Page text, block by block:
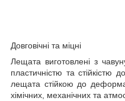
Довговічні та міцні
Лещата виготовлені з
пластичністю та стійкістю
лещата стійкою до
хімічних, механічних та